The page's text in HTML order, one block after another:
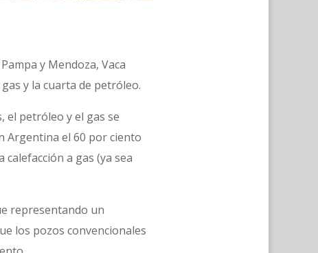
y Mendoza, Vaca
y la cuarta de petróleo.
el petróleo y el gas se
Argentina el 60 por ciento
a gas (ya sea
representando un
los pozos convencionales